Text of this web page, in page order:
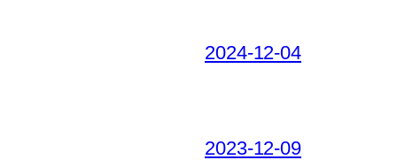
2024-12-04
2023-12-09